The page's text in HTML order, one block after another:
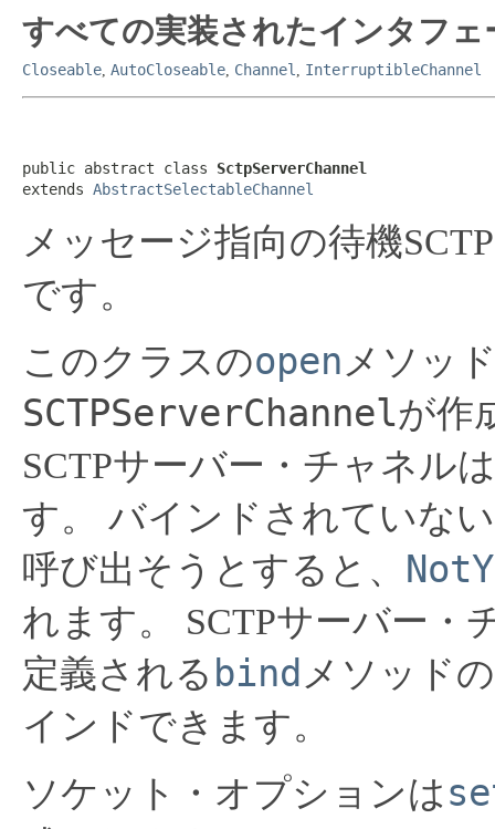
すべての実装されたインタフェ
Closeable, AutoCloseable, Channel , InterruptibleChannel
public abstract class SctpServerChannel
extends AbstractSelectableChannel
メッセージ指向の待機
です。
このクラスのopen メソッ
SCTPServerChannelが作
SCTPサーバー・チャネル
す。
バインドされていな
呼び出そうとすると、
れます。
SCTPサーバー・
定義される bind メソッド
インドできます。
ソケット・オプションは